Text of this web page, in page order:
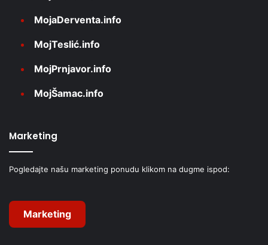
MojaDerventa.info
MojTeslić.info
MojPrnjavor.info
MojŠamac.info
Marketing
Pogledajte našu marketing ponudu klikom na dugme ispod:
Marketing